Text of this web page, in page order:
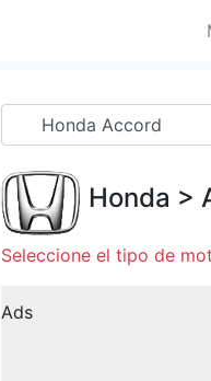
Honda >
Seleccione el tipo de
Ads